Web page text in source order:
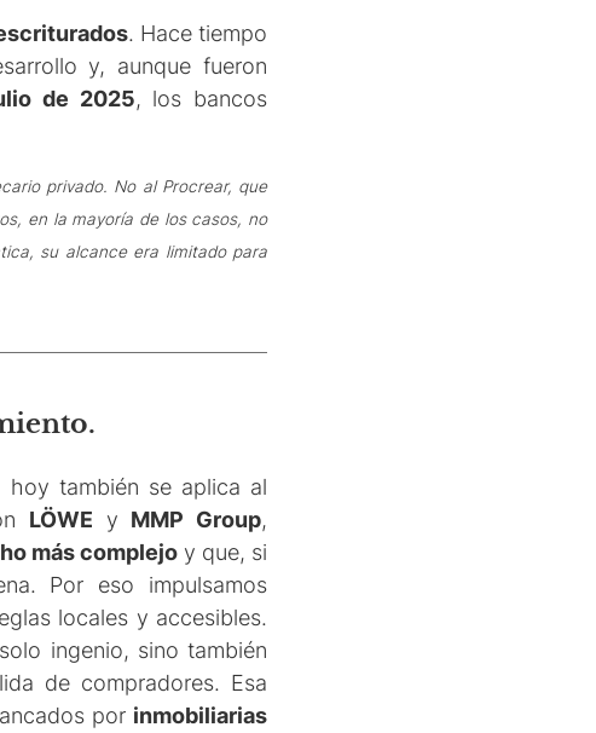
. Hace tiempo
y, aunque fueron
de 2025, los bancos
privado. No al Procrear, que
en la mayoría de los casos, no
su alcance era limitado para
también se aplica al
LÖWE y MMP Group,
más complejoy que, si
Por eso impulsamos
locales y accesibles.
ingenio, sino también
de compradores. Esa
por inmobiliarias